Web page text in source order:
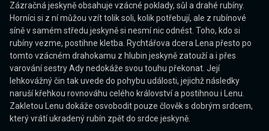
Zázračná jeskyně obsahuje vzácné poklady, sůl a drahé rubíny.
Horníci si z ní můžou vzít tolik soli, kolik potřebují, ale z rubínové
síně v samém středu jeskyně si nesmí nic odnést. Toho, kdo si
rubíny vezme, postihne kletba. Rychtářova dcera Lena přesto po
tomto vzácném drahokamu z hlubin jeskyně zatouží a i přes
varování sestry Ady nedokáže svou touhu překonat. Její
lehkovážný čin tak uvede do pohybu události, jejichž následky
naruší křehkou rovnováhu celého království a postihnou i Lenu.
Zakletou Lenu dokáže osvobodit pouze člověk s dobrým srdcem,
který vrátí ukradený rubín zpět do srdce jeskyně.